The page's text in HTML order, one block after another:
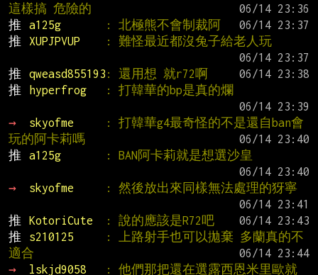
這樣搞 危險的
推
a125g : 北極熊不會制裁阿
推
XUPJPVUP
: 難怪最近都沒兔子給老人玩
推
qweasd855193 : 還用想 就r72啊
推
hyperfrog
: 打韓華的bp是真的爛
→
skyofme
: 打韓華g4最奇怪的不是還自ban會
玩的阿卡莉嗎
推
a125g
: BAN阿卡莉就是想選沙皇
→
skyofme
: 然後放出來同樣無法處理的犽寧
推
KotoriCute : 說的應該是R72吧
推
s210125
: 上路射手也可以拋棄 多蘭真的不
適合
→
lskjd9058
: 他們那把還在選露西恩米里歐就